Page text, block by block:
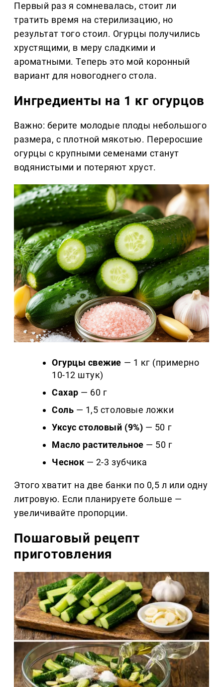
Первый раз я сомневалась, стоит ли
тратить время на стерилизацию, но
результат того стоил. Огурцы получились
хрустящими, в меру сладкими и
ароматными. Теперь это мой коронный
вариант для новогоднего стола.
Ингредиенты на 1 кг огурцов
Важно: берите молодые плоды небольшого
размера, с плотной мякотью. Переросшие
огурцы с крупными семенами станут
водянистыми и потеряют хруст.
Огурцы свежие — 1 кг (примерно
10-12 штук)
Сахар — 60 г
Соль — 1,5 столовые ложки
Уксус столовый (9%) — 50 г
Масло растительное — 50 г
Чеснок — 2-3 зубчика
Этого хватит на две банки по 0,5 л или одну
литровую. Если планируете больше —
увеличивайте пропорции.
Пошаговый рецепт
приготовления